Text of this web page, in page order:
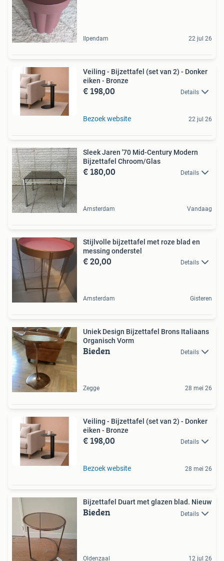
Ilpendam 22 jul 26
Veiling - Bijzettafel (set van 2) - Donker
eiken - Bronze
€ 198,00 Details
Bezoek website 22 jul 26
Sleek Jaren '70 Mid-Century Modern
Bijzettafel Chroom/Glas
€ 180,00 Details
Amsterdam Vandaag
Stijlvolle bijzettafel met roze blad en
messing onderstel
€ 20,00 Details
Amsterdam Gisteren
Uniek Design Bijzettafel Brons Italiaans
Organisch Vorm
Bieden Details
Zegge 28 mei 26
Veiling - Bijzettafel (set van 2) - Donker
eiken - Bronze
€ 198,00 Details
Bezoek website 28 mei 26
Bijzettafel Duart met glazen blad. Nieuw
Bieden Details
Oldenzaal 12 jul 26